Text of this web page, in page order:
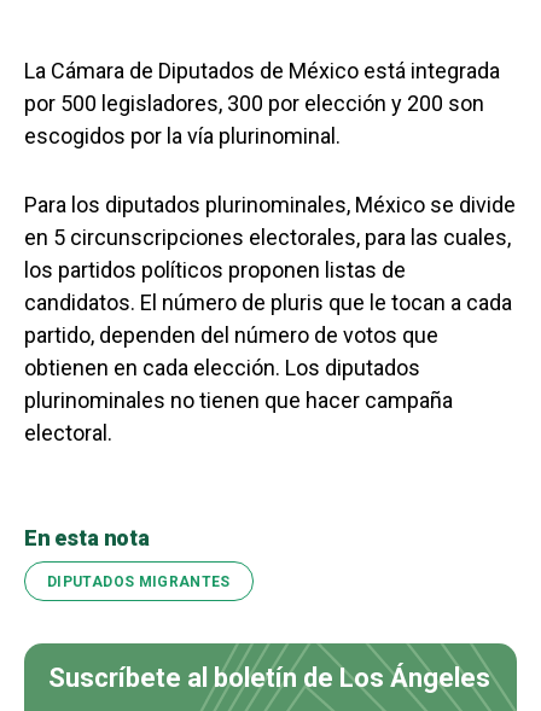
La Cámara de Diputados de México está integrada
por 500 legisladores, 300 por elección y 200 son
escogidos por la vía plurinominal.
Para los diputados plurinominales, México se divide
en 5 circunscripciones electorales, para las cuales,
los partidos políticos proponen listas de
candidatos. El número de pluris que le tocan a cada
partido, dependen del número de votos que
obtienen en cada elección. Los diputados
plurinominales no tienen que hacer campaña
electoral.
En esta nota
DIPUTADOS MIGRANTES
Suscríbete al boletín de Los Ángeles